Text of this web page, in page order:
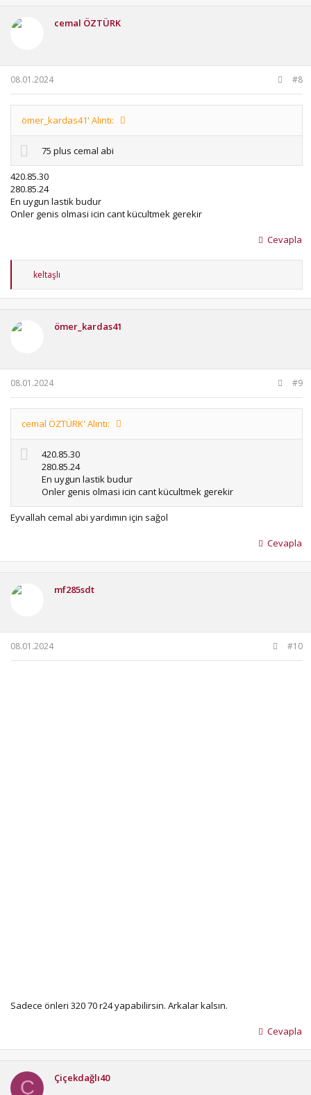
cemal ÖZTÜRK
08.01.2024 #8
ömer_kardas41' Alıntı:
75 plus cemal abi
420.85.30
280.85.24
En uygun lastik budur
Onler genis olmasi icin cant kücultmek gerekir
Cevapla
T
p
keltaşlı
ömer_kardas41
08.01.2024 #9
cemal ÖZTÜRK' Alıntı:
420.85.30
280.85.24
En uygun lastik budur
Onler genis olmasi icin cant kücultmek gerekir
Eyvallah cemal abi yardımın için sağol
Cevapla
mf285sdt
08.01.2024 #10
Sadece önleri 320 70 r24 yapabilirsin. Arkalar kalsın.
Cevapla
Ç Çiçekdağlı40